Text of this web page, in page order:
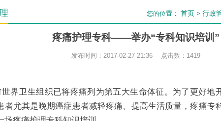
您的位置： 首页 > 行政
疼痛护理专科——举办“专科知识培训”
发布时间：2017-02-27 21:36 点击数： 1419
世界卫生组织已将疼痛列为第五大生命体征。为了更好地
者尤其是晚期癌症患者减轻疼痛、提高生活质量，疼痛专